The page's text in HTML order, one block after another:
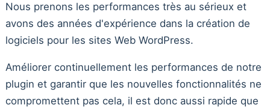
Nous prenons les performances très au sérieux et
avons des années d'expérience dans la création de
logiciels pour les sites Web WordPress.
Améliorer continuellement les performances de notre
plugin et garantir que les nouvelles fonctionnalités ne
compromettent pas cela, il est donc aussi rapide que